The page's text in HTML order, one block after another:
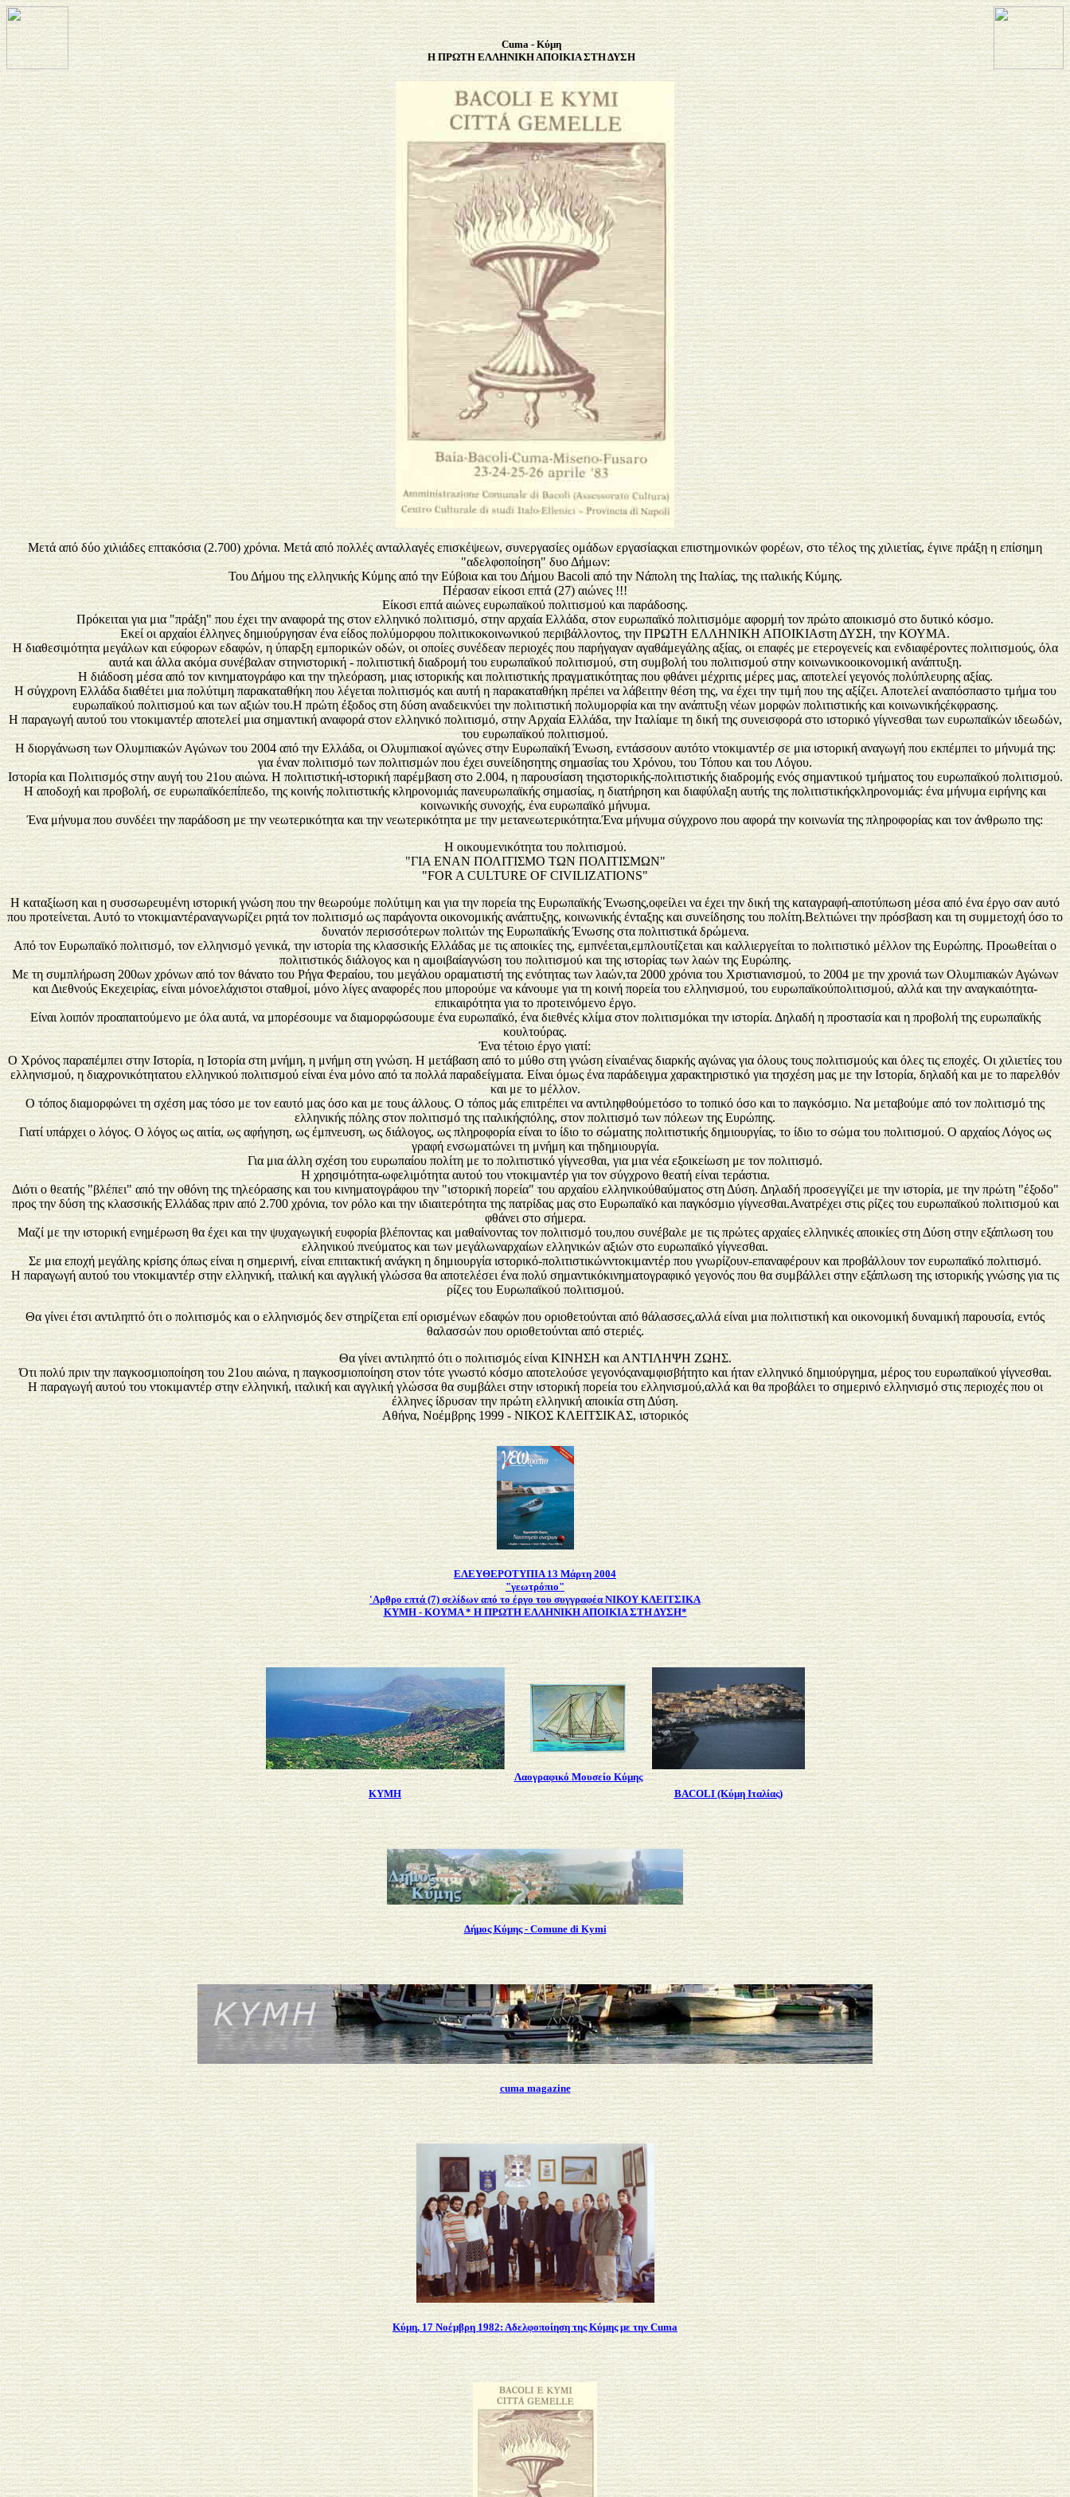
Cuma - Κύμη
Η ΠΡΩΤΗ ΕΛΛΗΝΙΚΗ ΑΠΟΙΚΙΑ ΣΤΗ ΔΥΣΗ
Μετά από δύο χιλιάδες επτακόσια (2.700) χρόνια. Μετά από πολλές ανταλλαγές επισκέψεων, συνεργασίες ομάδων εργασίαςκαι επιστημονικών φορέων, στο τέλος της χιλιετίας, έγινε πράξη η επίσημη
"αδελφοποίηση" δυο Δήμων:
Του Δήμου της ελληνικής Κύμης από την Εύβοια και του Δήμου Bacoli από την Νάπολη της Ιταλίας, της ιταλικής Κύμης.
Πέρασαν είκοσι επτά (27) αιώνες !!!
Είκοσι επτά αιώνες ευρωπαϊκού πολιτισμού και παράδοσης.
Πρόκειται για μια "πράξη" που έχει την αναφορά της στον ελληνικό πολιτισμό, στην αρχαία Ελλάδα, στον ευρωπαϊκό πολιτισμόμε αφορμή τον πρώτο αποικισμό στο δυτικό κόσμο.
Εκεί οι αρχαίοι έλληνες δημιούργησαν ένα είδος πολύμορφου πολιτικοκοινωνικού περιβάλλοντος, την ΠΡΩΤΗ ΕΛΛΗΝΙΚΗ ΑΠΟΙΚΙΑστη ΔΥΣΗ, την ΚΟΥΜΑ.
Η διαθεσιμότητα μεγάλων και εύφορων εδαφών, η ύπαρξη εμπορικών οδών, οι οποίες συνέδεαν περιοχές που παρήγαγαν αγαθάμεγάλης αξίας, οι επαφές με ετερογενείς και ενδιαφέροντες πολιτισμούς, όλα
αυτά και άλλα ακόμα συνέβαλαν στηνιστορική - πολιτιστική διαδρομή του ευρωπαϊκού πολιτισμού, στη συμβολή του πολιτισμού στην κοινωνικοοικονομική ανάπτυξη.
Η διάδοση μέσα από τον κινηματογράφο και την τηλεόραση, μιας ιστορικής και πολιτιστικής πραγματικότητας που φθάνει μέχριτις μέρες μας, αποτελεί γεγονός πολύπλευρης αξίας.
Η σύγχρονη Ελλάδα διαθέτει μια πολύτιμη παρακαταθήκη που λέγεται πολιτισμός και αυτή η παρακαταθήκη πρέπει να λάβειτην θέση της, να έχει την τιμή που της αξίζει. Αποτελεί αναπόσπαστο τμήμα του
ευρωπαϊκού πολιτισμού και των αξιών του.Η πρώτη έξοδος στη δύση αναδεικνύει την πολιτιστική πολυμορφία και την ανάπτυξη νέων μορφών πολιτιστικής και κοινωνικήςέκφρασης.
Η παραγωγή αυτού του ντοκιμαντέρ αποτελεί μια σημαντική αναφορά στον ελληνικό πολιτισμό, στην Αρχαία Ελλάδα, την Ιταλίαμε τη δική της συνεισφορά στο ιστορικό γίγνεσθαι των ευρωπαϊκών ιδεωδών,
του ευρωπαϊκού πολιτισμού.
Η διοργάνωση των Ολυμπιακών Αγώνων του 2004 από την Ελλάδα, οι Ολυμπιακοί αγώνες στην Ευρωπαϊκή Ένωση, εντάσσουν αυτότο ντοκιμαντέρ σε μια ιστορική αναγωγή που εκπέμπει το μήνυμά της:
για έναν πολιτισμό των πολιτισμών που έχει συνείδησητης σημασίας του Χρόνου, του Τόπου και του Λόγου.
Ιστορία και Πολιτισμός στην αυγή του 21ου αιώνα. Η πολιτιστική-ιστορική παρέμβαση στο 2.004, η παρουσίαση τηςιστορικής-πολιτιστικής διαδρομής ενός σημαντικού τμήματος του ευρωπαϊκού πολιτισμού.
Η αποδοχή και προβολή, σε ευρωπαϊκόεπίπεδο, της κοινής πολιτιστικής κληρονομιάς πανευρωπαϊκής σημασίας, η διατήρηση και διαφύλαξη αυτής της πολιτιστικήςκληρονομιάς: ένα μήνυμα ειρήνης και
κοινωνικής συνοχής, ένα ευρωπαϊκό μήνυμα.
Ένα μήνυμα που συνδέει την παράδοση με την νεωτερικότητα και την νεωτερικότητα με την μετανεωτερικότητα.Ένα μήνυμα σύγχρονο που αφορά την κοινωνία της πληροφορίας και τον άνθρωπο της:
Η οικουμενικότητα του πολιτισμού.
"ΓΙΑ ΕΝΑΝ ΠΟΛΙΤΙΣΜΟ ΤΩΝ ΠΟΛΙΤΙΣΜΩΝ"
"FOR A CULTURE OF CIVILIZATIONS"
Η καταξίωση και η συσσωρευμένη ιστορική γνώση που την θεωρούμε πολύτιμη και για την πορεία της Ευρωπαϊκής Ένωσης,οφείλει να έχει την δική της καταγραφή-αποτύπωση μέσα από ένα έργο σαν αυτό
που προτείνεται. Αυτό το ντοκιμαντέραναγνωρίζει ρητά τον πολιτισμό ως παράγοντα οικονομικής ανάπτυξης, κοινωνικής ένταξης και συνείδησης του πολίτη.Βελτιώνει την πρόσβαση και τη συμμετοχή όσο το
δυνατόν περισσότερων πολιτών της Ευρωπαϊκής Ένωσης στα πολιτιστικά δρώμενα.
Από τον Ευρωπαϊκό πολιτισμό, τον ελληνισμό γενικά, την ιστορία της κλασσικής Ελλάδας με τις αποικίες της, εμπνέεται,εμπλουτίζεται και καλλιεργείται το πολιτιστικό μέλλον της Ευρώπης. Προωθείται ο
πολιτιστικός διάλογος και η αμοιβαίαγνώση του πολιτισμού και της ιστορίας των λαών της Ευρώπης.
Με τη συμπλήρωση 200ων χρόνων από τον θάνατο του Ρήγα Φεραίου, του μεγάλου οραματιστή της ενότητας των λαών,τα 2000 χρόνια του Χριστιανισμού, το 2004 με την χρονιά των Ολυμπιακών Αγώνων
και Διεθνούς Εκεχειρίας, είναι μόνοελάχιστοι σταθμοί, μόνο λίγες αναφορές που μπορούμε να κάνουμε για τη κοινή πορεία του ελληνισμού, του ευρωπαϊκούπολιτισμού, αλλά και την αναγκαιότητα-
επικαιρότητα για το προτεινόμενο έργο.
Είναι λοιπόν προαπαιτούμενο με όλα αυτά, να μπορέσουμε να διαμορφώσουμε ένα ευρωπαϊκό, ένα διεθνές κλίμα στον πολιτισμόκαι την ιστορία. Δηλαδή η προστασία και η προβολή της ευρωπαϊκής
κουλτούρας.
Ένα τέτοιο έργο γιατί:
Ο Χρόνος παραπέμπει στην Ιστορία, η Ιστορία στη μνήμη, η μνήμη στη γνώση. Η μετάβαση από το μύθο στη γνώση είναιένας διαρκής αγώνας για όλους τους πολιτισμούς και όλες τις εποχές. Οι χιλιετίες του
ελληνισμού, η διαχρονικότητατου ελληνικού πολιτισμού είναι ένα μόνο από τα πολλά παραδείγματα. Είναι όμως ένα παράδειγμα χαρακτηριστικό για τησχέση μας με την Ιστορία, δηλαδή και με το παρελθόν
και με το μέλλον.
Ο τόπος διαμορφώνει τη σχέση μας τόσο με τον εαυτό μας όσο και με τους άλλους. Ο τόπος μάς επιτρέπει να αντιληφθούμετόσο το τοπικό όσο και το παγκόσμιο. Να μεταβούμε από τον πολιτισμό της
ελληνικής πόλης στον πολιτισμό της ιταλικήςπόλης, στον πολιτισμό των πόλεων της Ευρώπης.
Γιατί υπάρχει ο λόγος. Ο λόγος ως αιτία, ως αφήγηση, ως έμπνευση, ως διάλογος, ως πληροφορία είναι το ίδιο το σώματης πολιτιστικής δημιουργίας, το ίδιο το σώμα του πολιτισμού. Ο αρχαίος Λόγος ως
γραφή ενσωματώνει τη μνήμη και τηδημιουργία.
Για μια άλλη σχέση του ευρωπαίου πολίτη με το πολιτιστικό γίγνεσθαι, για μια νέα εξοικείωση με τον πολιτισμό.
Η χρησιμότητα-ωφελιμότητα αυτού του ντοκιμαντέρ για τον σύγχρονο θεατή είναι τεράστια.
Διότι ο θεατής "βλέπει" από την οθόνη της τηλεόρασης και του κινηματογράφου την "ιστορική πορεία" του αρχαίου ελληνικούθαύματος στη Δύση. Δηλαδή προσεγγίζει με την ιστορία, με την πρώτη "έξοδο"
προς την δύση της κλασσικής Ελλάδας πριν από 2.700 χρόνια, τον ρόλο και την ιδιαιτερότητα της πατρίδας μας στο Ευρωπαϊκό και παγκόσμιο γίγνεσθαι.Ανατρέχει στις ρίζες του ευρωπαϊκού πολιτισμού και
φθάνει στο σήμερα.
Μαζί με την ιστορική ενημέρωση θα έχει και την ψυχαγωγική ευφορία βλέποντας και μαθαίνοντας τον πολιτισμό του,που συνέβαλε με τις πρώτες αρχαίες ελληνικές αποικίες στη Δύση στην εξάπλωση του
ελληνικού πνεύματος και των μεγάλωναρχαίων ελληνικών αξιών στο ευρωπαϊκό γίγνεσθαι.
Σε μια εποχή μεγάλης κρίσης όπως είναι η σημερινή, είναι επιτακτική ανάγκη η δημιουργία ιστορικό-πολιτιστικώνντοκιμαντέρ που γνωρίζουν-επαναφέρουν και προβάλλουν τον ευρωπαϊκό πολιτισμό.
Η παραγωγή αυτού του ντοκιμαντέρ στην ελληνική, ιταλική και αγγλική γλώσσα θα αποτελέσει ένα πολύ σημαντικόκινηματογραφικό γεγονός που θα συμβάλλει στην εξάπλωση της ιστορικής γνώσης για τις
ρίζες του Ευρωπαϊκού πολιτισμού.
Θα γίνει έτσι αντιληπτό ότι ο πολιτισμός και ο ελληνισμός δεν στηρίζεται επί ορισμένων εδαφών που οριοθετούνται από θάλασσες,αλλά είναι μια πολιτιστική και οικονομική δυναμική παρουσία, εντός
θαλασσών που οριοθετούνται από στεριές.
Θα γίνει αντιληπτό ότι ο πολιτισμός είναι ΚΙΝΗΣΗ και ΑΝΤΙΛΗΨΗ ΖΩΗΣ.
Ότι πολύ πριν την παγκοσμιοποίηση του 21ου αιώνα, η παγκοσμιοποίηση στον τότε γνωστό κόσμο αποτελούσε γεγονόςαναμφισβήτητο και ήταν ελληνικό δημιούργημα, μέρος του ευρωπαϊκού γίγνεσθαι.
Η παραγωγή αυτού του ντοκιμαντέρ στην ελληνική, ιταλική και αγγλική γλώσσα θα συμβάλει στην ιστορική πορεία του ελληνισμού,αλλά και θα προβάλει το σημερινό ελληνισμό στις περιοχές που οι
έλληνες ίδρυσαν την πρώτη ελληνική αποικία στη Δύση.
Αθήνα, Νοέμβρης 1999 - ΝΙΚΟΣ ΚΛΕΙΤΣΙΚΑΣ, ιστορικός
ΕΛΕΥΘΕΡΟΤΥΠΙΑ 13 Μάρτη 2004
"γεωτρόπιο"
'Aρθρο επτά (7) σελίδων από το έργο του συγγραφέα ΝΙΚΟΥ ΚΛΕΙΤΣΙΚΑ
KYMH - KOYMA * Η ΠΡΩΤΗ ΕΛΛΗΝΙΚΗ ΑΠΟΙΚΙΑ ΣΤΗ ΔΥΣΗ*
KYMH
Λαογραφικό Μουσείο Κύμης
BACOLI (Κύμη Ιταλίας)
Δήμος Κύμης - Comune di Kymi
cuma magazine
Κύμη, 17 Νοέμβρη 1982: Αδελφοποίηση της Κύμης με την Cuma